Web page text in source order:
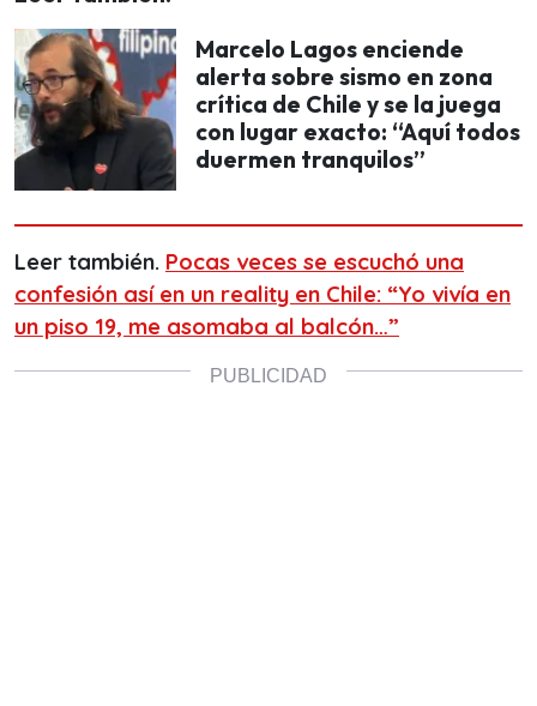
Marcelo Lagos enciende
alerta sobre sismo en zona
crítica de Chile y se la juega
con lugar exacto: “Aquí todos
duermen tranquilos”
Leer también. Pocas veces se escuchó una
confesión así en un reality en Chile: “Yo vivía en
un piso 19, me asomaba al balcón…”